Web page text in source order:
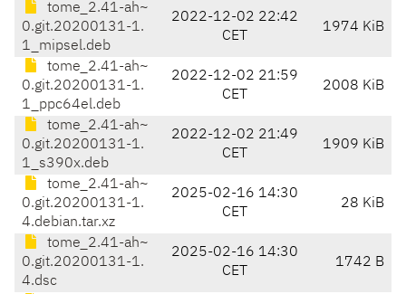
tome_2.41-ah~
0.git.20200131-1.
1_mipsel.deb
2022-12-02 22:42
CET
1974 KiB
tome_2.41-ah~
0.git.20200131-1.
1_ppc64el.deb
2022-12-02 21:59
CET
2008 KiB
tome_2.41-ah~
0.git.20200131-1.
1_s390x.deb
2022-12-02 21:49
CET
1909 KiB
tome_2.41-ah~
0.git.20200131-1.
4.debian.tar.xz
2025-02-16 14:30
CET
28 KiB
tome_2.41-ah~
0.git.20200131-1.
4.dsc
2025-02-16 14:30
CET
1742 B